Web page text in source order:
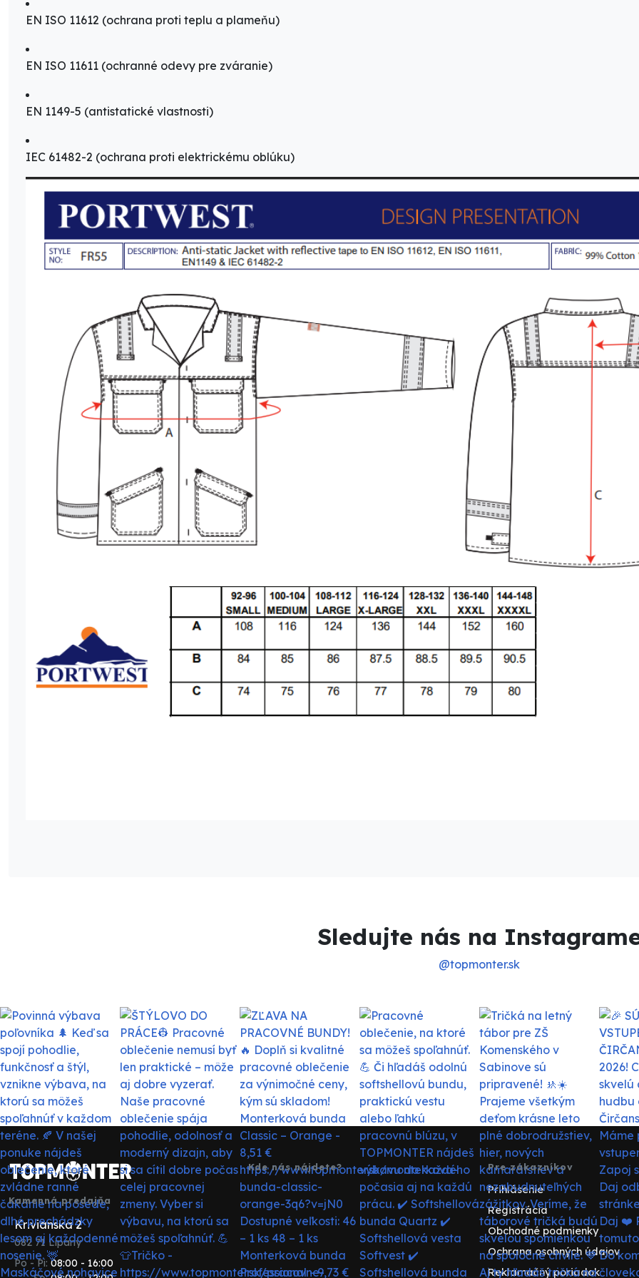
EN ISO 11612 (ochrana proti teplu a plameňu)
EN ISO 11611 (ochranné odevy pre zváranie)
EN 1149-5 (antistatické vlastnosti)
IEC 61482-2 (ochrana proti elektrickému oblúku)
Sledujte nás na
@topmonter.sk
Kamenná predajňa
Krivianska 2
082 71 Lipany
Po - Pi: 08:00 - 16:00
Kde nás nájdete? Pre zákazníkov
Prihlásenie
Registrácia
Obchodné podmienky
Ochrana osobných údajov
Reklamačný poriadok